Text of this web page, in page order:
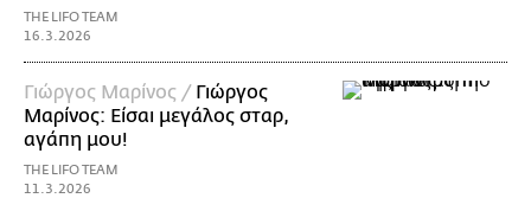
THE LIFO TEAM
16.3.2026
Γιώργος Μαρίνος / Γιώργος
Μαρίνος: Είσαι μεγάλος σταρ,
αγάπη μου!
THE LIFO TEAM
11.3.2026